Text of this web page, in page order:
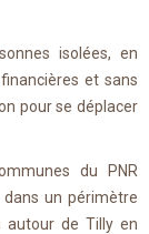
isolées, en
et sans
pour se déplacer
du PNR
un périmètre
autour de Tilly en